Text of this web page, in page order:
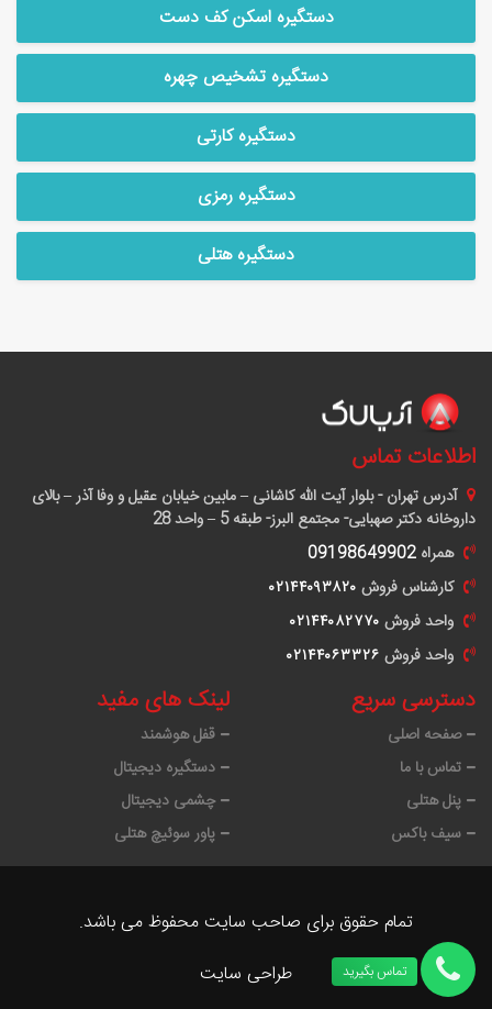
دستگیره اسکن کف دست
دستگیره تشخیص چهره
دستگیره کارتی
دستگیره رمزی
دستگیره هتلی
لینک های مفید
قفل هوشمند
دستگیره دیجیتال
چشمی دیجیتال
پاور سوئیچ هتلی
دسترسی سریع
صفحه اصلی
تماس با ما
پنل هتلی
سیف باکس
اطلاعات تماس
آدرستهران - بلوار آیت الله کاشانی – مابین خیابان عقیل و وفا آذر – بالای
داروخانه دکتر صهبایی- مجتمع البرز- طبقه 5 – واحد 28
همراه 09198649902
کارشناس فروش ٠٢١۴۴٠٩٣٨٢٠
واحد فروش ٠٢١۴۴٠٨٢٧٧٠
واحد فروش ٠٢١۴۴٠۶٣٣٢۶
تمام حقوق برای صاحب سایت محفوظ می باشد.
طراحی سایت
تماس بگیرید